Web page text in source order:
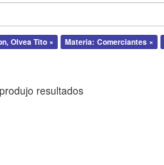
Olvea Tito × Materia: Comerciantes ×
resultados